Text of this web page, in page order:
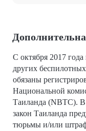
С октября 2017 года все владельцы квадрокоптеров и
других
обязаны
Национальной
Таиланда (NBTC). В
закон Таиланда
тюрьмы и/или штраф